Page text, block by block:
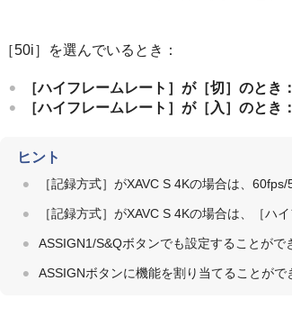
［50i］を選んでいるとき：
［ハイフレームレート］が［切］のと
［ハイフレームレート］が［入］のとき
ヒント
［記録方式］がXAVC S 4Kの場合は、60fps/
［記録方式］がXAVC S 4Kの場合は、［ハ
ASSIGN1/S&Qボタンでも設定することがで
ASSIGNボタンに機能を割り当てることがで